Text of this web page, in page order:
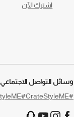
اشترك الآن
وسائل التواصل الاجتماعي
#CrateStyleME
#CrateKidsStyleME